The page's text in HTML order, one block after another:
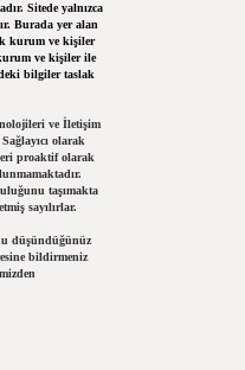
Sitede yalnızca
Burada yer alan
kurum ve kişiler
ve kişiler ile
bilgiler taslak
ve İletişim
olarak
proaktif olarak
taşımakta
sayılırlar.
düşündüğünüz
bildirmeniz